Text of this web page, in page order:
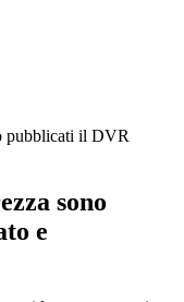
pubblicati il DVR
sono
e